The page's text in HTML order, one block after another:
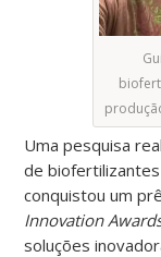
Uma pesquisa
de
conquistou um
Innovation
soluções